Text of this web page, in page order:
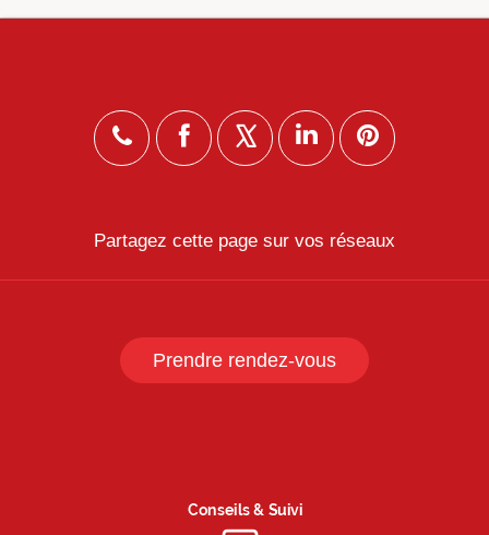
X
Partagez cette page sur vos réseaux
Prendre rendez-vous